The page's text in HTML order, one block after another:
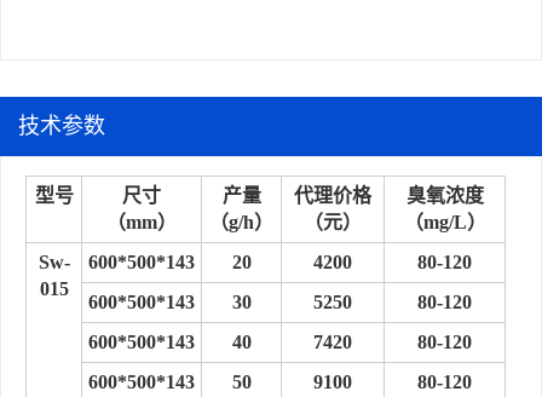
技术参数
型号
尺寸
（mm）
产量
（g/h）
代理价格
（元）
臭氧浓度
（mg/L）
Sw-
015
600*500*143 20 4200
80-120
600*500*143 30 5250
80-120
600*500*143 40 7420
80-120
600*500*143 50 9100
80-120